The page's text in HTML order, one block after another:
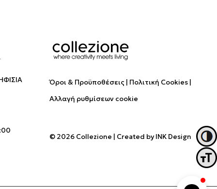
Όροι & Προϋποθέσεις
Πολιτική Cookies
Αλλαγή ρυθμίσεων cookie
© 2026 Collezione | Created byINK Design